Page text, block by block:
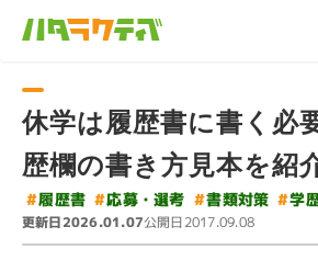
休学は履歴書に書く必
歴欄の書き方見本を紹
#履歴書 #応募・選考 #書類対策 #学
更新日2026.01.07公開日2017.09.08